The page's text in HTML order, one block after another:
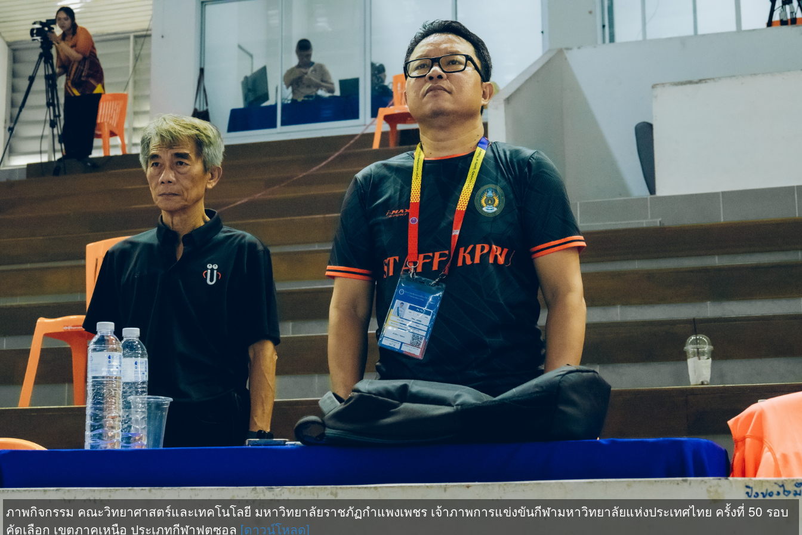
ภาพกิจกรรม คณะวิทยาศาสตร์และเทคโนโลยี มหาวิทยาลัยราชภัฏกำแพงเพชร เจ้าภาพการแข่งขันกีฬามหาวิทยาลัยแห่งประเทศไทย ครั้งที่ 50 รอบ
คัดเลือก เขตภาคเหนือ ประเภทกีฬาฟุตซอล [ดาวน์โหลด]